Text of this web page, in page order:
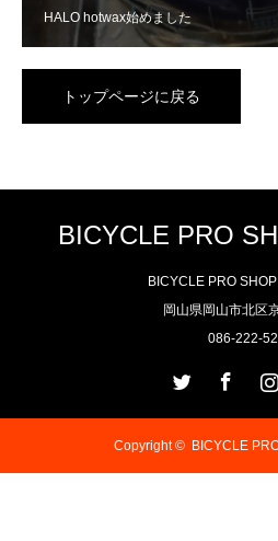
HALO hotwax始めました
トップページに戻る
BICYCLE PRO
BICYCLE PRO
岡山県岡山市北区
086-222-
Copyright © BICYCLE